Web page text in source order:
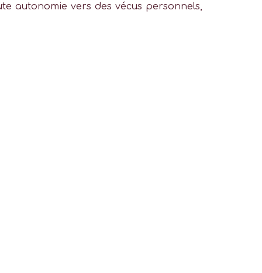
autonomie vers des vécus personnels,